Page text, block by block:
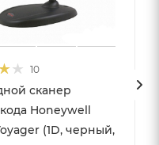
10
сканер
Honeywell
(1D, черный,